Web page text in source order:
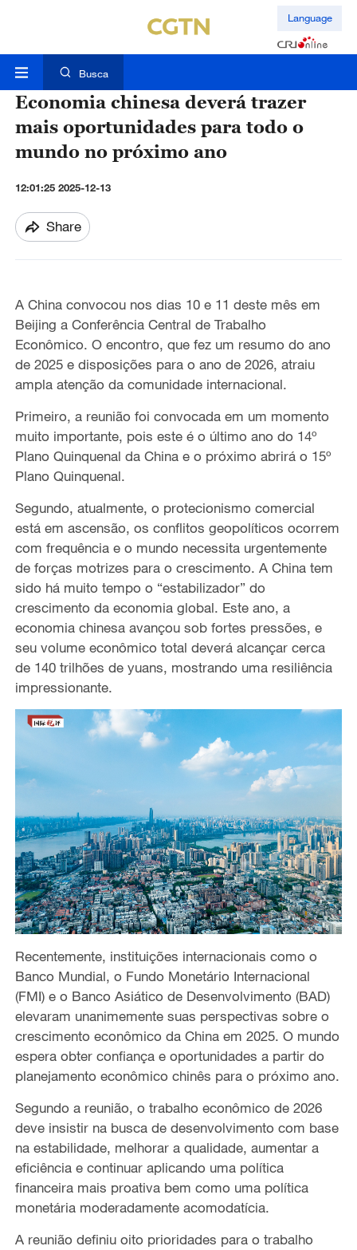
Language
Busca
Economia chinesa deverá trazer
mais oportunidades para todo o
mundo no próximo ano
12:01:25 2025-12-13
Share
A China convocou nos dias 10 e 11 deste mês em
Beijing a Conferência Central de Trabalho
Econômico. O encontro, que fez um resumo do ano
de 2025 e disposições para o ano de 2026, atraiu
ampla atenção da comunidade internacional.
Primeiro, a reunião foi convocada em um momento
muito importante, pois este é o último ano do 14º
Plano Quinquenal da China e o próximo abrirá o 15º
Plano Quinquenal.
Segundo, atualmente, o protecionismo comercial
está em ascensão, os conflitos geopolíticos ocorrem
com frequência e o mundo necessita urgentemente
de forças motrizes para o crescimento. A China tem
sido há muito tempo o “estabilizador” do
crescimento da economia global. Este ano, a
economia chinesa avançou sob fortes pressões, e
seu volume econômico total deverá alcançar cerca
de 140 trilhões de yuans, mostrando uma resiliência
impressionante.
Recentemente, instituições internacionais como o
Banco Mundial, o Fundo Monetário Internacional
(FMI) e o Banco Asiático de Desenvolvimento (BAD)
elevaram unanimemente suas perspectivas sobre o
crescimento econômico da China em 2025. O mundo
espera obter confiança e oportunidades a partir do
planejamento econômico chinês para o próximo ano.
Segundo a reunião, o trabalho econômico de 2026
deve insistir na busca de desenvolvimento com base
na estabilidade, melhorar a qualidade, aumentar a
eficiência e continuar aplicando uma política
financeira mais proativa bem como uma política
monetária moderadamente acomodatícia.
A reunião definiu oito prioridades para o trabalho